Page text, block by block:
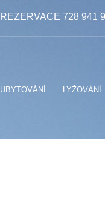
REZERVACE 728 941
UBYTOVÁNÍ LYŽOVÁNÍ